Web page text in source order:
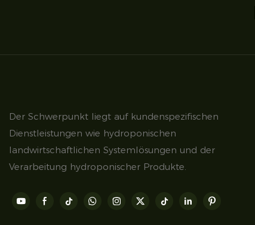
Der Schwerpunkt liegt auf kundenspezifischen
Dienstleistungen wie hydroponischen
landwirtschaftlichen Systemlösungen und der
Verarbeitung hydroponischer Produkte.